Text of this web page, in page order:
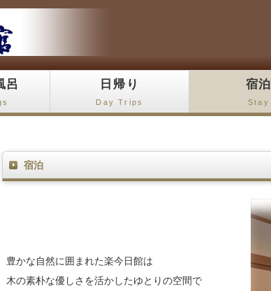
呂 日帰り
Day Trips
宿泊
Stay
宿泊
豊かな自然に囲まれた楽今日館は
木の素朴な優しさを活かしたゆとりの空間で